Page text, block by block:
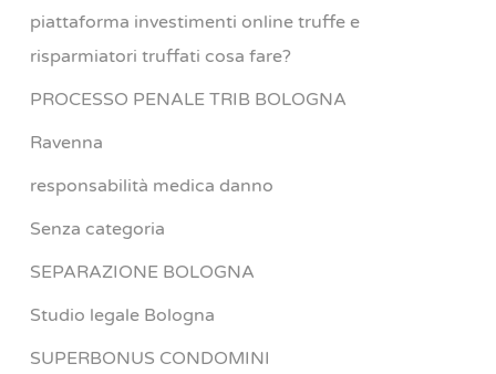
piattaforma investimenti online truffe e
risparmiatori truffati cosa fare?
PROCESSO PENALE TRIB BOLOGNA
Ravenna
responsabilità medica danno
Senza categoria
SEPARAZIONE BOLOGNA
Studio legale Bologna
SUPERBONUS CONDOMINI